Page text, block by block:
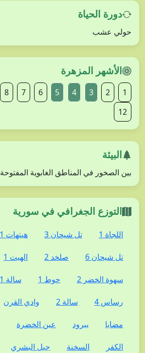
دورة الحياة
حولي عشب
الأشهر المزهرة
1
2
3
4
5
6
7
8
12
البيئة
بين الصخور في المناطق الغابوية المفتوحة
التوزع الجغرافي في سورية
اللجاة 1 تل شيحان 3 هيتهات 1
تل شيحان 6 صلخد 2 الهيت 1
سهوة الخضر 2 حوط 1 سالة 1
رساس 4 سالة 2 وادي القرن
مضايا يبرود عين الخضرة
الكفر السخنة جبل البشري